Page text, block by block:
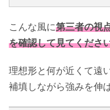
こんな風に第三者の視
を確認して見てくださ
理想形と何が近くて遠
補填しながら強みを伸